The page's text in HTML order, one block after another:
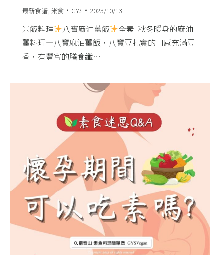
最新食譜 米食 GYS 2023/10/13
米飯料理 八寶麻油薑飯
全素 ​ 秋冬暖身的麻油
薑料理—八寶麻油薑飯，八寶豆扎實的口感充滿豆
香，有豐富的膳食纖…